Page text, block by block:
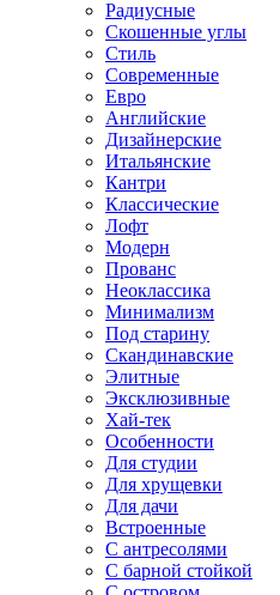
Радиусные
Скошенные углы
Стиль
Современные
Евро
Английские
Дизайнерские
Итальянские
Кантри
Классические
Лофт
Модерн
Прованс
Неоклассика
Минимализм
Под старину
Скандинавские
Элитные
Эксклюзивные
Хай-тек
Особенности
Для студии
Для хрущевки
Для дачи
Встроенные
С антресолями
С барной стойкой